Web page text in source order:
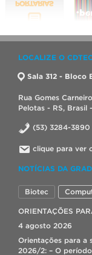
LOCALIZE O CDTEC
Sala 312 - Bloco
Rua Gomes
Pelotas - RS, Brasil
(53) 3284-3890
clique para ver
NOTÍCIAS DA
Biotec
ORIENTAÇÕES
4 agosto 2026
Orientações para a
2026/2: – O